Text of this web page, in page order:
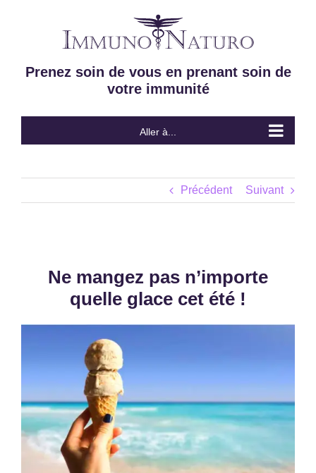
Prenez soin de vous en prenant soin de
votre immunité
Aller à...
Précédent Suivant
Ne mangez pas n’importe
quelle glace cet été !